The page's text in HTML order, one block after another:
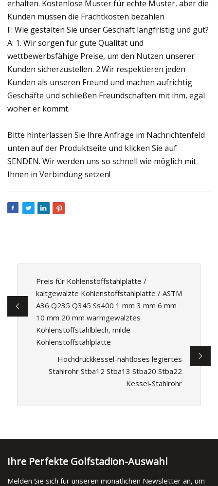
erhalten. Kostenlose Muster für echte Muster, aber die
Kunden müssen die Frachtkosten bezahlen
F: Wie gestalten Sie unser Geschäft langfristig und gut?
A: 1. Wir sorgen für gute Qualität und
wettbewerbsfähige Preise, um den Nutzen unserer
Kunden sicherzustellen. 2.Wir respektieren jeden
Kunden als unseren Freund und machen aufrichtig
Geschäfte und schließen Freundschaften mit ihm, egal
woher er kommt.
Bitte hinterlassen Sie Ihre Anfrage im Nachrichtenfeld
unten auf der Produktseite und klicken Sie auf
SENDEN. Wir werden uns so schnell wie möglich mit
Ihnen in Verbindung setzen!
Preis für Kohlenstoffstahlplatte /
kaltgewalzte Kohlenstoffstahlplatte / ASTM
A36 Q235 Q345 Ss400 1 mm 3 mm 6 mm
10 mm 20 mm warmgewalztes
Kohlenstoffstahlblech, milde
Kohlenstoffstahlplatte
Hochdruckkessel-nahtloses legiertes
Stahlrohr Stba12 Stba13 Stba20 Stba22
Kessel-Stahlrohr
Ihre Perfekte Golfstadion-Auswahl
Melden Sie sich für unseren monatlichen Newsletter an, um